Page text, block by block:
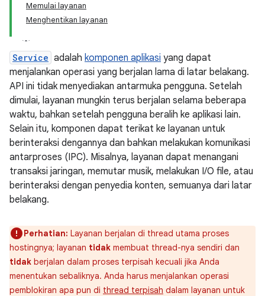
Memulai layanan
Menghentikan layanan
Service adalah komponen aplikasi yang dapat
menjalankan operasi yang berjalan lama di latar belakang.
API ini tidak menyediakan antarmuka pengguna. Setelah
dimulai, layanan mungkin terus berjalan selama beberapa
waktu, bahkan setelah pengguna beralih ke aplikasi lain.
Selain itu, komponen dapat terikat ke layanan untuk
berinteraksi dengannya dan bahkan melakukan komunikasi
antarproses (IPC). Misalnya, layanan dapat menangani
transaksi jaringan, memutar musik, melakukan I/O file, atau
berinteraksi dengan penyedia konten, semuanya dari latar
belakang.
Perhatian: Layanan berjalan di thread utama proses
hostingnya; layanan tidak membuat thread-nya sendiri dan
tidak berjalan dalam proses terpisah kecuali jika Anda
menentukan sebaliknya. Anda harus menjalankan operasi
pemblokiran apa pun di thread terpisah dalam layanan untuk